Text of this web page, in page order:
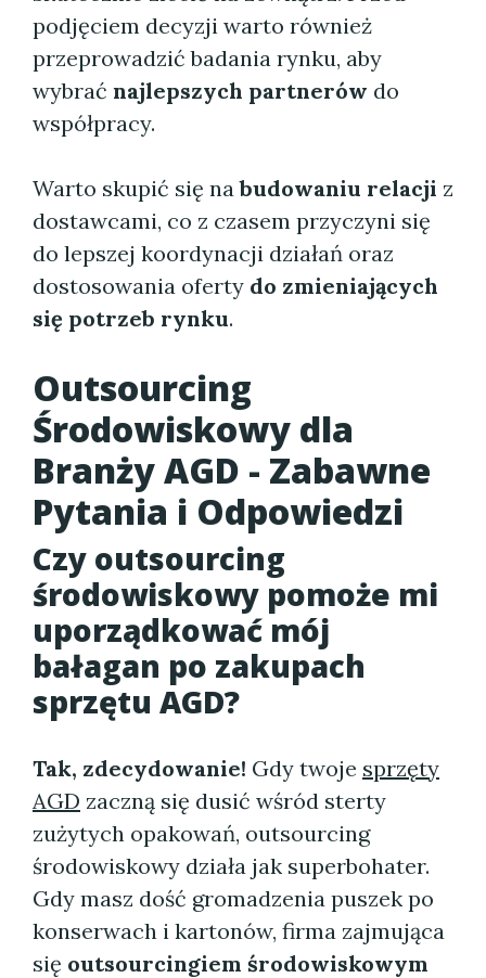
podjęciem decyzji warto również
przeprowadzić badania rynku, aby
wybrać najlepszych partnerów do
współpracy.
Warto skupić się nabudowaniu relacji z
dostawcami, co z czasem przyczyni się
do lepszej koordynacji działań oraz
dostosowania oferty do zmieniających
się potrzeb rynku.
Outsourcing
Środowiskowy dla
Branży AGD - Zabawne
Pytania i Odpowiedzi
Czy outsourcing
środowiskowy pomoże mi
uporządkować mój
bałagan po zakupach
sprzętu AGD?
Tak, zdecydowanie! Gdy twoje sprzęty
AGD zaczną się dusić wśród sterty
zużytych opakowań, outsourcing
środowiskowy działa jak superbohater.
Gdy masz dość gromadzenia puszek po
konserwach i kartonów, firma zajmująca
się outsourcingiem środowiskowym